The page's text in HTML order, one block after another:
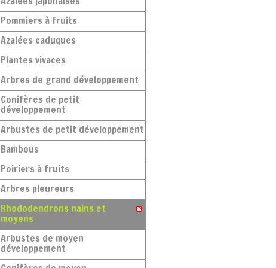
Pommiers à fruits
Azalées caduques
Plantes vivaces
Arbres de grand développement
Conifères de petit
développement
Arbustes de petit développement
Bambous
Poiriers à fruits
Arbres pleureurs
Rhododendrons nains et
moyens
Arbustes de moyen
développement